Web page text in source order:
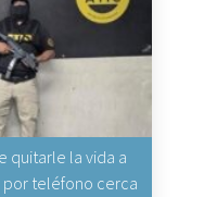
quitarle la vida a
teléfono cerca